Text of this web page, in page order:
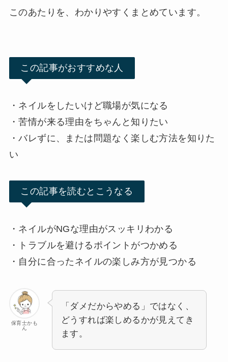
このあたりを、わかりやすくまとめています。
この記事がおすすめな人
・ネイルをしたいけど職場が気になる
・苦情が来る理由をちゃんと知りたい
・バレずに、または問題なく楽しむ方法を知りた
い
この記事を読むとこうなる
・ネイルがNGな理由がスッキリわかる
・トラブルを避けるポイントがつかめる
・自分に合ったネイルの楽しみ方が見つかる
保育士かも
ん
「ダメだからやめる」ではなく、
どうすれば楽しめるかが見えてき
ます。